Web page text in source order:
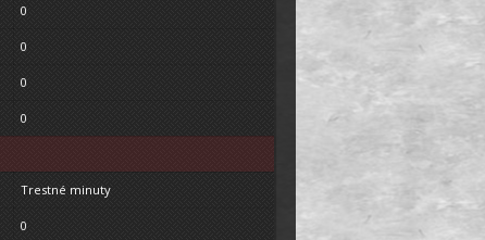
0
0
0
0
Trestné minuty
0